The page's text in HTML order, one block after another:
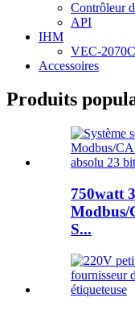
Contrôleur
API
IHM
VEC-
Accessoires
Produits
750watt
Modbus/
S...